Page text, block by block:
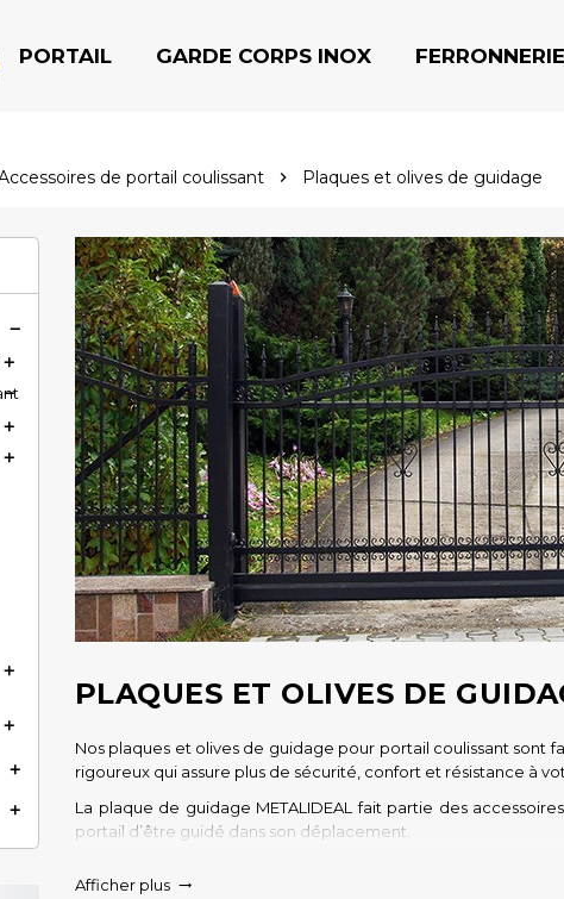
PORTAIL GARDE CORPS INOX FERRONNERIE
de portail coulissant  Plaques et olives de guidage









PLAQUES ET OLIVES DE
Nos plaques et olives de guidage pour portail coulissant sont
rigoureux qui assure plus de sécurité, confort et résistance à
La plaque de guidage METALIDEAL fait partie des
portail d’être guidé dans son déplacement.
Afficher plus 